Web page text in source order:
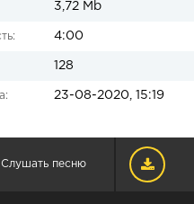
3,72 Mb
4:00
128
23-08-2020, 15:19
Слушать песню